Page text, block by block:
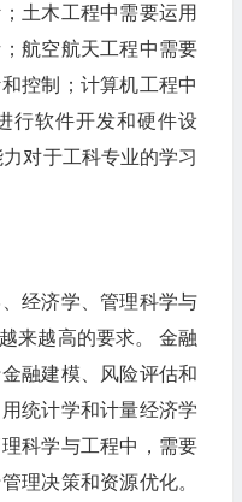
土木工程中需要运用
航空航天工程中需要
控制；计算机工程中
行软件开发和硬件设
对于工科专业的学习
经济学、管理科学与
来越高的要求。 金融
融建模、风险评估和
统计学和计量经济学
科学与工程中，需要
理决策和资源优化。